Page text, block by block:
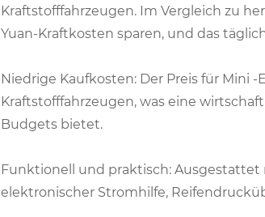
Kraftstofffahrzeugen. Im Vergleich zu
Yuan-Kraftkosten sparen, und das
Niedrige Kaufkosten: Der Preis für Mini
Kraftstofffahrzeugen, was eine
Budgets bietet.
Funktionell und praktisch:
elektronischer Stromhilfe,